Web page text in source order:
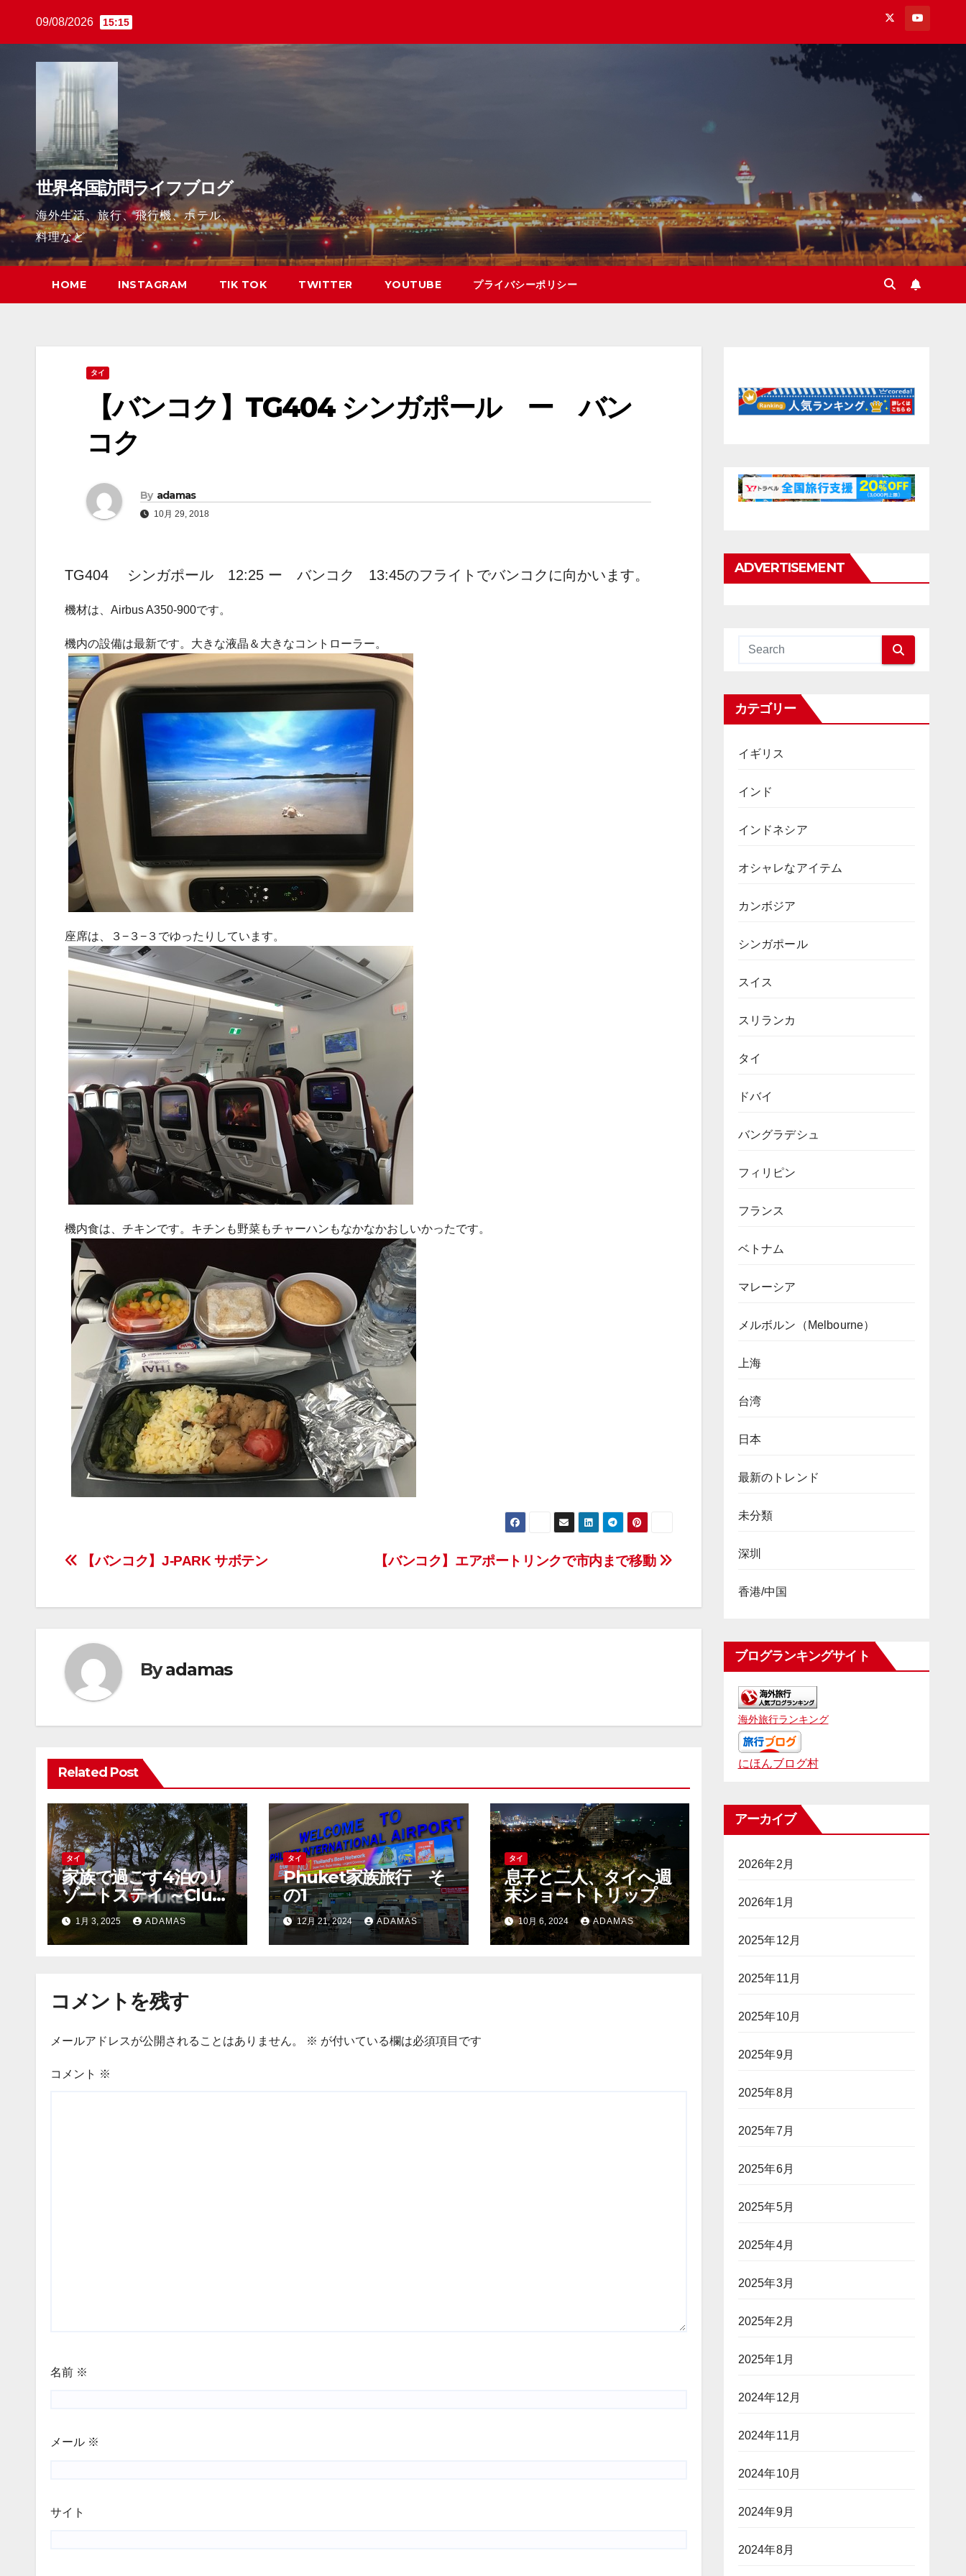
09/08/2026 15:15
世界各国訪問ライフブログ
海外生活、旅行、飛行機、ホテル、
料理など
HOME INSTAGRAM TIK TOK TWITTER YOUTUBE プライバシーポリシー
タイ
【バンコク】TG404 シンガポール ー バン
コク
By adamas
10月 29, 2018
TG404 シンガポール 12:25 ー バンコク 13:45のフライトでバンコクに向かいます。
機材は、Airbus A350-900です。
機内の設備は最新です。大きな液晶＆大きなコントローラー。
座席は、３−３−３でゆったりしています。
機内食は、チキンです。キチンも野菜もチャーハンもなかなかおしいかったです。
投
ビ
ゲ
ョ
ン
【バンコク】エアポートリンクで市内まで移動
【バンコク】J-PARK サボテン
Byadamas
Related Post
タイ
家族で過ごす4泊のリ
ゾートステイ ～Club
Med Phuket～
1月 3, 2025 ADAMAS
タイ
Phuket家族旅行 そ
の1
12月 21, 2024 ADAMAS
タイ
息子と二人、タイへ週
末ショートトリップ
10月 6, 2024 ADAMAS
コメントを残す
メールアドレスが公開されることはありません。 ※ が付いている欄は必須項目です
コメント ※
名前 ※
メール ※
サイト
ADVERTISEMENT
カテゴリー
イギリス
インド
インドネシア
オシャレなアイテム
カンボジア
シンガポール
スイス
スリランカ
タイ
ドバイ
バングラデシュ
フィリピン
フランス
ベトナム
マレーシア
メルボルン（Melbourne）
上海
台湾
日本
最新のトレンド
未分類
深圳
香港/中国
ブログランキングサイト
海外旅行ランキング
にほんブログ村
アーカイブ
2026年2月
2026年1月
2025年12月
2025年11月
2025年10月
2025年9月
2025年8月
2025年7月
2025年6月
2025年5月
2025年4月
2025年3月
2025年2月
2025年1月
2024年12月
2024年11月
2024年10月
2024年9月
2024年8月